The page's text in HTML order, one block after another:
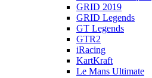
GRID 2019
GRID Legends
GT Legends
GTR2
iRacing
KartKraft
Le Mans Ultimate